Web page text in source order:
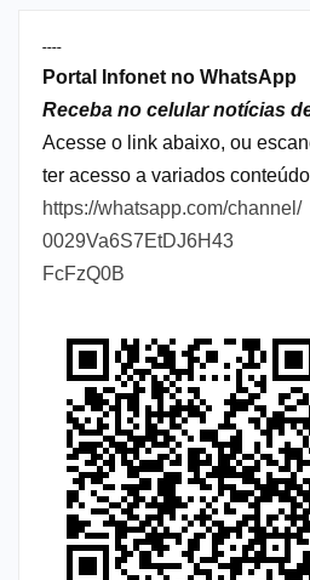
----
Portal Infonet no WhatsApp
Receba no celular notícias
Acesse o link abaixo, ou
ter acesso a variados
https://whatsapp.com/channel/
0029Va6S7EtDJ6H43
FcFzQ0B